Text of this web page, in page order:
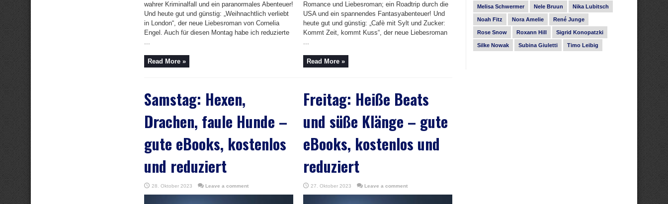
wahrer Kriminalfall und ein paranormales Abenteuer!
Und heute gut und günstig: „Weihnachtlich verliebt
in London“, der neue Liebesroman von Cornelia
Engel. Auch für diesen Montag habe ich reduzierte
...
Read More »
Romance und Liebesroman; ein Roadtrip durch die
USA und ein spannendes Fantasyabenteuer! Und
heute gut und günstig: „Cafè mit Sylt und Zucker:
Kommt Zeit, kommt Kuss“, der neue Liebesroman
...
Read More »
Samstag: Hexen,
Drachen, faule Hunde –
gute eBooks, kostenlos
und reduziert
28. Oktober 2023 Leave a comment
Freitag: Heiße Beats
und süße Klänge – gute
eBooks, kostenlos und
reduziert
27. Oktober 2023 Leave a comment
Melisa Schwermer Nele Bruun Nika Lubitsch
Noah Fitz Nora Amelie René Junge
Rose Snow Roxann Hill Sigrid Konopatzki
Silke Nowak Subina Giuletti Timo Leibig